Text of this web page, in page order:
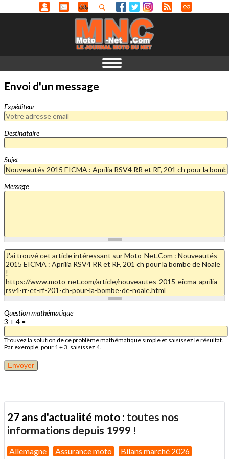
Envoi d'un message
Expéditeur
Destinataire
Sujet
Message
Question mathématique
3 + 4 =
Trouvez la solution de ce problème mathématique simple et saisissez le résultat.
Par exemple, pour 1 + 3, saisissez 4.
27 ans d'actualité moto : toutes nos
informations depuis 1999 !
Allemagne Assurance moto Bilans marché 2026